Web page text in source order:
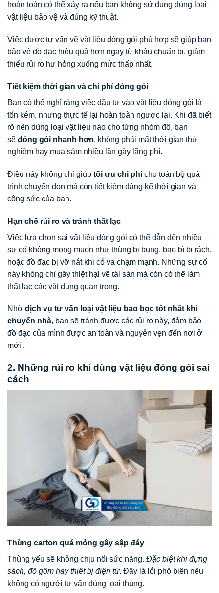
hoàn toàn có thể xảy ra nếu bạn không sử dụng đúng loại
vật liệu bảo vệ và đúng kỹ thuật.
Việc được tư vấn về vật liệu đóng gói phù hợp sẽ giúp bạn
bảo vệ đồ đạc hiệu quả hơn ngay từ khâu chuẩn bị, giảm
thiểu rủi ro hư hỏng xuống mức thấp nhất.
Tiết kiệm thời gian và chi phí đóng gói
Bạn có thể nghĩ rằng việc đầu tư vào vật liệu đóng gói là
tốn kém, nhưng thực tế lại hoàn toàn ngược lại. Khi đã biết
rõ nên dùng loại vật liệu nào cho từng nhóm đồ, bạn
sẽ đóng gói nhanh hơn, không phải mất thời gian thử
nghiệm hay mua sắm nhiều lần gây lãng phí.
Điều này không chỉ giúp tối ưu chi phí cho toàn bộ quá
trình chuyển dọn mà còn tiết kiệm đáng kể thời gian và
công sức của bạn.
Hạn chế rủi ro và tránh thất lạc
Việc lựa chọn sai vật liệu đóng gói có thể dẫn đến nhiều
sự cố không mong muốn như thùng bị bung, bao bì bị rách,
hoặc đồ đạc bị vỡ nát khi có va chạm mạnh. Những sự cố
này không chỉ gây thiệt hại về tài sản mà còn có thể làm
thất lạc các vật dụng quan trọng.
Nhờ dịch vụ tư vấn loại vật liệu bao bọc tốt nhất khi
chuyển nhà, bạn sẽ tránh được các rủi ro này, đảm bảo
đồ đạc của mình được an toàn và nguyên vẹn đến nơi ở
mới..
2. Những rủi ro khi dùng vật liệu đóng gói sai
cách
Thùng carton quá mỏng gây sập đáy
Thùng yếu sẽ không chịu nổi sức nặng. Đặc biệt khi đựng
sách, đồ gốm hay thiết bị điện tử. Đây là lỗi phổ biến nếu
không có người tư vấn đúng loại thùng.